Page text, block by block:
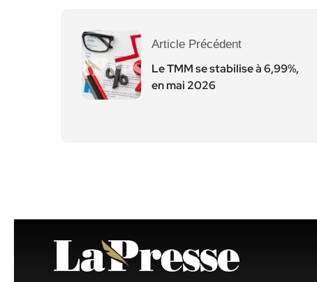
Article Précédent
Le TMM se stabilise à 6,99%,
en mai 2026